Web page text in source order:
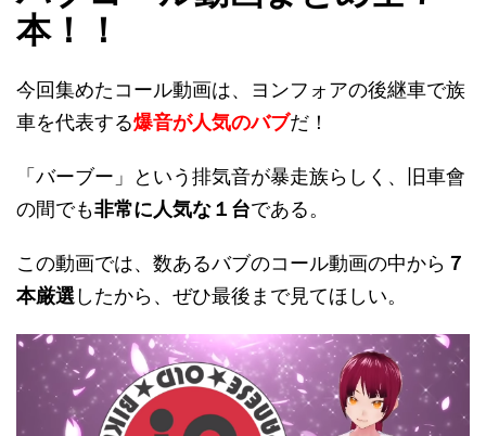
本！！
今回集めたコール動画は、ヨンフォアの後継車で族
車を代表する爆音が人気のバブだ！
「バーブー」という排気音が暴走族らしく、旧車會
の間でも非常に人気な１台である。
この動画では、数あるバブのコール動画の中から ７
本厳選 したから、ぜひ最後まで見てほしい。